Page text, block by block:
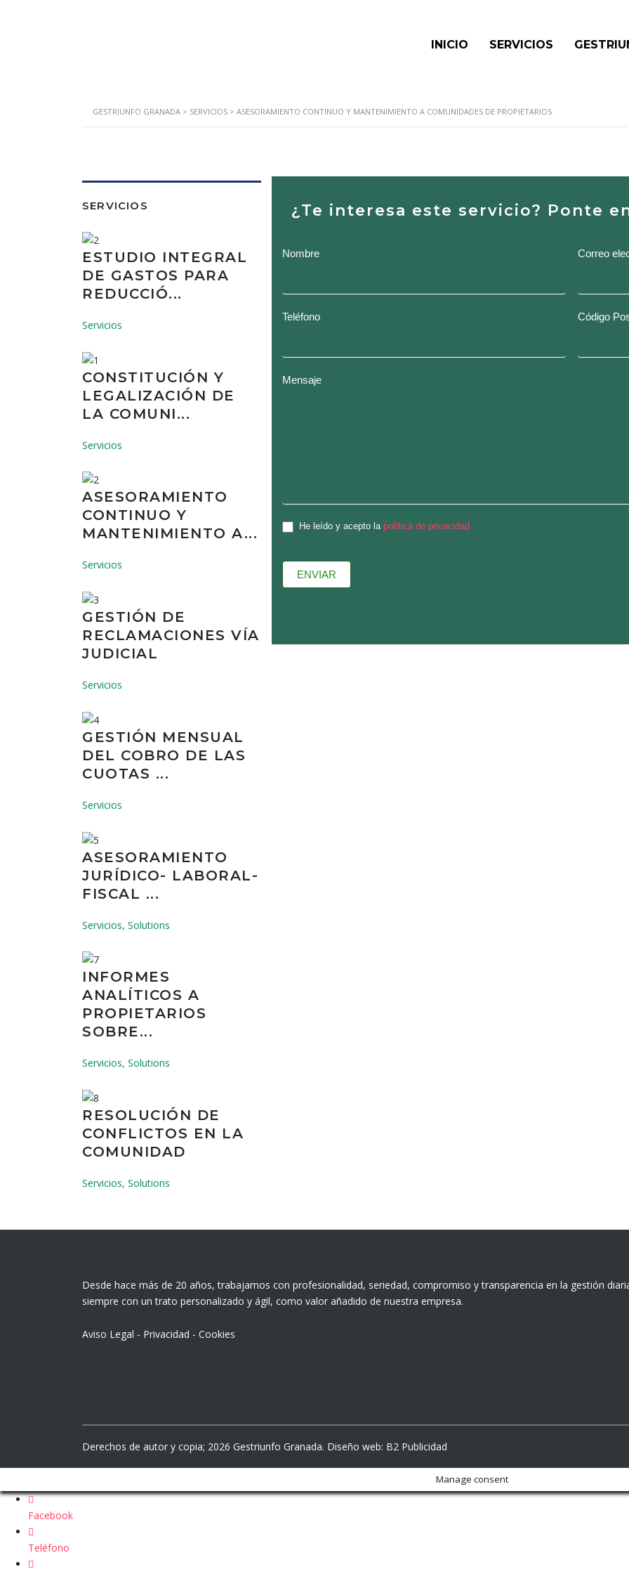
INICIO SERVICIOS
GESTRIUNFO GRANADA > SERVICIOS > ASESORAMIENTO CONTINUO Y MANTENIMIENTO A COMUNIDADES DE PROPIETARIOS
¿Te interesa este servicio? Ponte
ASESORAMIENTO
A
Nombre Correo
Teléfono Código
Mensaje
He leído y acepto la política de privacidad
ENVIAR
SERVICIOS
ESTUDIO INTEGRAL
DE GASTOS PARA
REDUCCIÓ...
Servicios
CONSTITUCIÓN Y
LEGALIZACIÓN DE
LA COMUNI...
Servicios
ASESORAMIENTO
CONTINUO Y
MANTENIMIENTO A...
Servicios
GESTIÓN DE
RECLAMACIONES VÍA
JUDICIAL
Servicios
GESTIÓN MENSUAL
DEL COBRO DE LAS
CUOTAS ...
Servicios
ASESORAMIENTO
JURÍDICO- LABORAL-
FISCAL ...
Servicios, Solutions
INFORMES
ANALÍTICOS A
PROPIETARIOS
SOBRE...
Servicios, Solutions
RESOLUCIÓN DE
CONFLICTOS EN LA
COMUNIDAD
Servicios, Solutions
Desde hace más de 20 años, trabajamos con profesionalidad, seriedad, compromiso y transparencia en la gestión
siempre con un trato personalizado y ágil, como valor añadido de nuestra empresa.
Aviso Legal - Privacidad - Cookies
Derechos de autor y copia; 2026 Gestriunfo Granada. Diseño web: B2 Publicidad
Manage consent
Facebook
Teléfono